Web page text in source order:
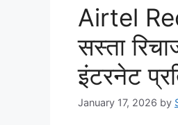
Airtel
सस्ता
इंटरनेट
January 17, 2026 by